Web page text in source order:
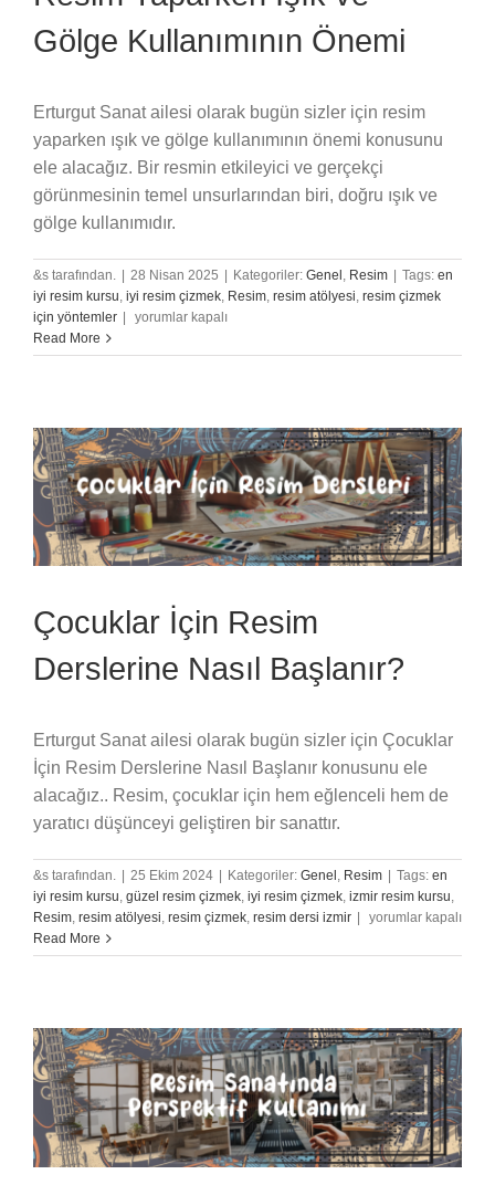
Gölge Kullanımının Önemi
Erturgut Sanat ailesi olarak bugün sizler için resim
yaparken ışık ve gölge kullanımının önemi konusunu
ele alacağız. Bir resmin etkileyici ve gerçekçi
görünmesinin temel unsurlarından biri, doğru ışık ve
gölge kullanımıdır.
&s tarafından. | 28 Nisan 2025 | Kategoriler: Genel, Resim | Tags: en
iyi resim kursu, iyi resim çizmek, Resim, resim atölyesi, resim çizmek
için yöntemler |
Resim
Işık
Önemi
için
yorumlar kapalı
Read More
Çocuklar İçin Resim
Derslerine Nasıl Başlanır?
Erturgut Sanat ailesi olarak bugün sizler için Çocuklar
İçin Resim Derslerine Nasıl Başlanır konusunu ele
alacağız.. Resim, çocuklar için hem eğlenceli hem de
yaratıcı düşünceyi geliştiren bir sanattır.
&s tarafından. 25 Ekim 2024 Kategoriler: Genel , Resim Tags: en
iyi resim kursu, güzel resim çizmek, iyi resim çizmek, izmir resim kursu,
Resim, resim atölyesi, resim çizmek, resim dersi izmir
Çocuklar
Resim
için
yorumlar kapalı
Read More